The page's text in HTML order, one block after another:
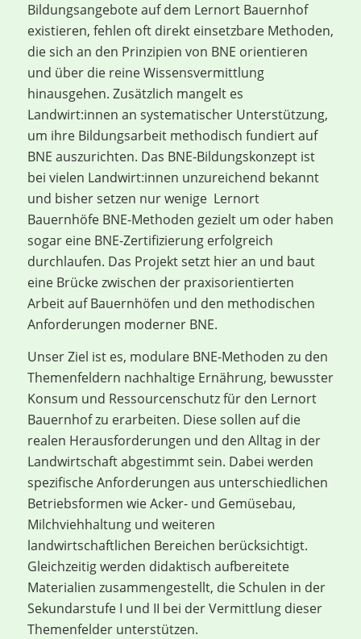
Bildungsangebote auf dem Lernort Bauernhof
existieren, fehlen oft direkt einsetzbare Methoden,
die sich an den Prinzipien von BNE orientieren
und über die reine Wissensvermittlung
hinausgehen. Zusätzlich mangelt es
Landwirt:innen an systematischer Unterstützung,
um ihre Bildungsarbeit methodisch fundiert auf
BNE auszurichten. Das BNE-Bildungskonzept ist
bei vielen Landwirt:innen unzureichend bekannt
und bisher setzen nur wenige Lernort
Bauernhöfe BNE-Methoden gezielt um oder haben
sogar eine BNE-Zertifizierung erfolgreich
durchlaufen. Das Projekt setzt hier an und baut
eine Brücke zwischen der praxisorientierten
Arbeit auf Bauernhöfen und den methodischen
Anforderungen moderner BNE.
Unser Ziel ist es, modulare BNE-Methoden zu den
Themenfeldern nachhaltige Ernährung, bewusster
Konsum und Ressourcenschutz für den Lernort
Bauernhof zu erarbeiten. Diese sollen auf die
realen Herausforderungen und den Alltag in der
Landwirtschaft abgestimmt sein. Dabei werden
spezifische Anforderungen aus unterschiedlichen
Betriebsformen wie Acker- und Gemüsebau,
Milchviehhaltung und weiteren
landwirtschaftlichen Bereichen berücksichtigt.
Gleichzeitig werden didaktisch aufbereitete
Materialien zusammengestellt, die Schulen in der
Sekundarstufe I und II bei der Vermittlung dieser
Themenfelder unterstützen.